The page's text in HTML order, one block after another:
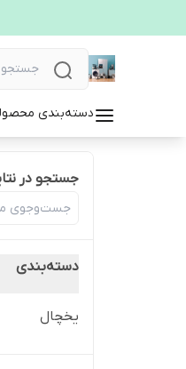
دسته‌بندی
جستجو در
دسته‌بندی
یخچال